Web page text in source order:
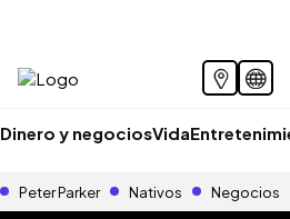
Dinero y negociosVida
Peter Parker Nativos Negocios